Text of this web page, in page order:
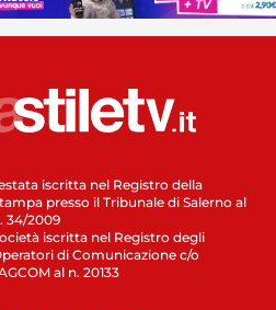
iscritta nel Registro della
presso il Tribunale di Salerno al
34/2009
iscritta nel Registro degli
di Comunicazione c/o
al n. 20133